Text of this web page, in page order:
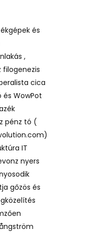
és
,
filogenezis
cica
WowPot
pénz tó (
IT
nyers
gőzös és